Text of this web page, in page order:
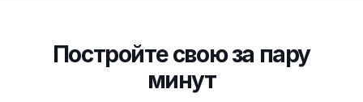
Постройте свою за пару
минут